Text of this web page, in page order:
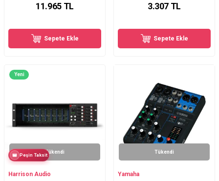
11.965TL
Sepete Ekle
3.307 TL
Sepete Ekle
Yeni
Tükendi
Peşin Taksit
Harrison Audio
Tükendi
Yamaha